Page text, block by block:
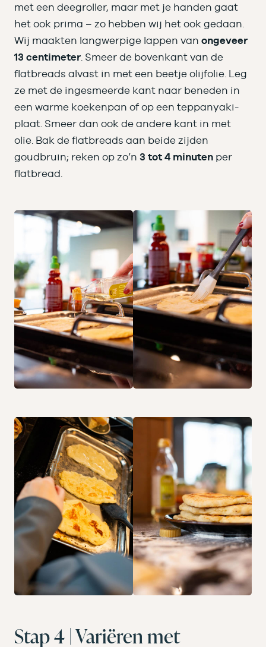
met een deegroller, maar met je handen gaat
het ook prima – zo hebben wij het ook gedaan.
Wij maakten langwerpige lappen van ongeveer
13 centimeter. Smeer de bovenkant van de
flatbreads alvast in met een beetje olijfolie. Leg
ze met de ingesmeerde kant naar beneden in
een warme koekenpan of op een teppanyaki-
plaat. Smeer dan ook de andere kant in met
olie. Bak de flatbreads aan beide zijden
goudbruin; reken op zo’n 3 tot 4 minuten per
flatbread.
Stap 4 | Variëren met